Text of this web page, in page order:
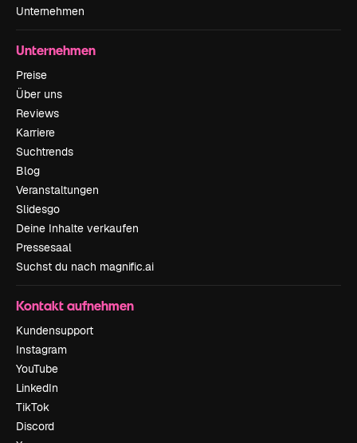
Unternehmen
Unternehmen
Preise
Über uns
Reviews
Karriere
Suchtrends
Blog
Veranstaltungen
Slidesgo
Deine Inhalte verkaufen
Pressesaal
Suchst du nach magnific.ai
Kontakt aufnehmen
Kundensupport
Instagram
YouTube
LinkedIn
TikTok
Discord